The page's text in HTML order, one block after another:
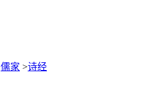
儒家 >诗经